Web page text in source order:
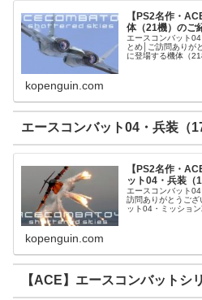
【PS2名作・
体（21機）のご
エースコンバット
とめ│ご訪問ありが
に登場する機体（
kopenguin.com
エースコンバット04・兵装（
【PS2名作・
ット04・兵装（
エースコンバット
訪問ありがとうご
ット04・ミッショ
kopenguin.com
【ACE】エースコンバットシ